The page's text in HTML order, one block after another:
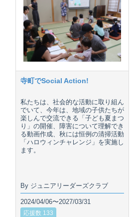
寺町でSocial Action!
私たちは、社会的な活動に取り組ん
でいて、今年は、地域の子供たちが
楽しんで交流できる「子ども夏まつ
り」の開催、障害について理解でき
る動画作成、秋には恒例の清掃活動
「ハロウィンチャレンジ」を実施し
ます。
By ジュニアリーダーズクラブ
2024/04/06〜2027/03/31
応援数 133